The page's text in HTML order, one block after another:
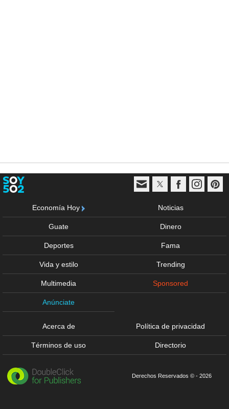
Economía Hoy Noticias
Guate Dinero
Deportes Fama
Vida y estilo Trending
Multimedia Sponsored
Anúnciate
Acerca de Política de privacidad
Términos de uso Directorio
Derechos Reservados © - 2026